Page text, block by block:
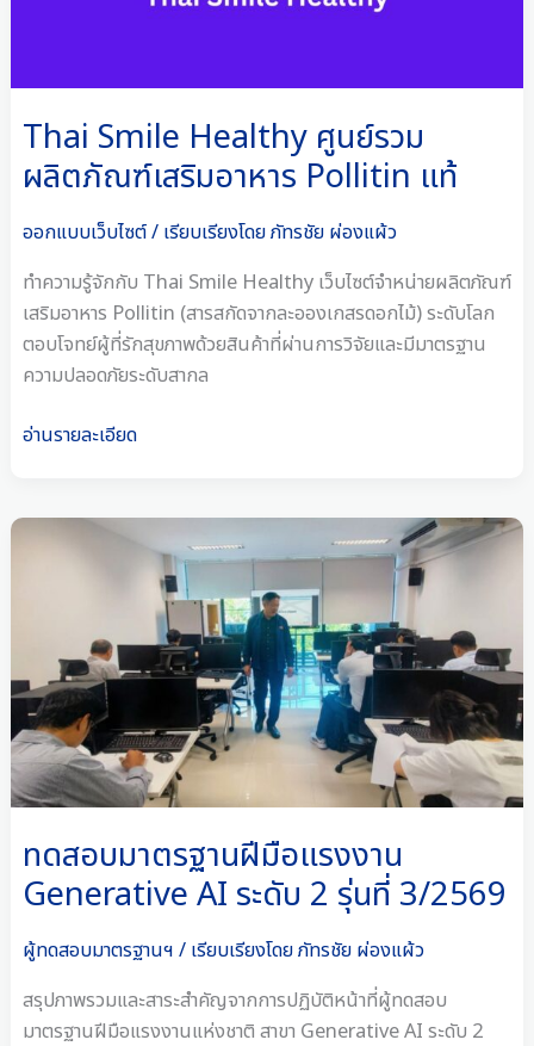
Thai Smile Healthy ศูนย์รวม
ผลิตภัณฑ์เสริมอาหาร Pollitin แท้
ออกแบบเว็บไซต์/ เรียบเรียงโดยภัทรชัย ผ่องแผ้ว
ทำความรู้จักกับ Thai Smile Healthy เว็บไซต์จำหน่ายผลิตภัณฑ์
เสริมอาหาร Pollitin (สารสกัดจากละอองเกสรดอกไม้) ระดับโลก
ตอบโจทย์ผู้ที่รักสุขภาพด้วยสินค้าที่ผ่านการวิจัยและมีมาตรฐาน
ความปลอดภัยระดับสากล
แท้
อ่านรายละเอียด
ทดสอบมาตรฐานฝีมือแรงงาน
Generative AI ระดับ 2 รุ่นที่ 3/2569
ผู้ทดสอบมาตรฐานฯ / เรียบเรียงโดยภัทรชัย ผ่องแผ้ว
สรุปภาพรวมและสาระสำคัญจากการปฏิบัติหน้าที่ผู้ทดสอบ
มาตรฐานฝีมือแรงงานแห่งชาติ สาขา Generative AI ระดับ 2
ทดสอบ
Generative
AI
ระดับ
2
รุ่น
ที่
3/2569